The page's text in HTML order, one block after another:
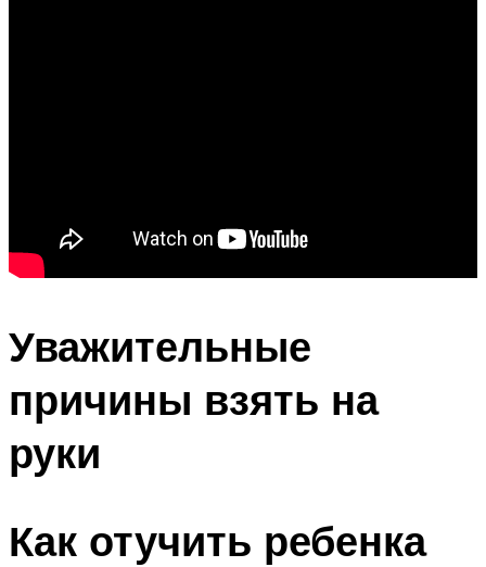
Уважительные
причины взять на
руки
Как отучить ребенка